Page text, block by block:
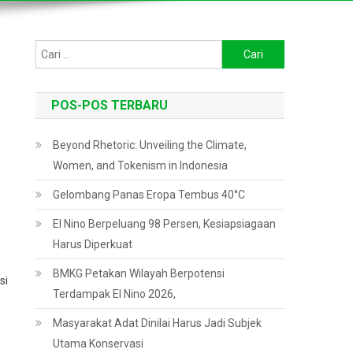
untuk:
POS-POS TERBARU
Beyond Rhetoric: Unveiling the Climate,
Women, and Tokenism in Indonesia
Gelombang Panas Eropa Tembus 40°C
El Nino Berpeluang 98 Persen, Kesiapsiagaan
Harus Diperkuat
BMKG Petakan Wilayah Berpotensi
Terdampak El Nino 2026,
Masyarakat Adat Dinilai Harus Jadi Subjek
Utama Konservasi